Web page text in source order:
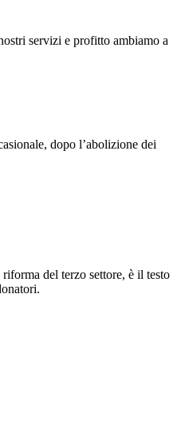
servizi e profitto ambiamo a
dopo l’abolizione dei
del terzo settore, è il testo